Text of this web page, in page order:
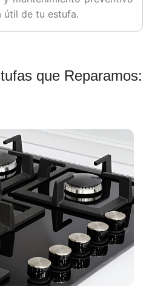
útil de tu estufa.
que Reparamos: